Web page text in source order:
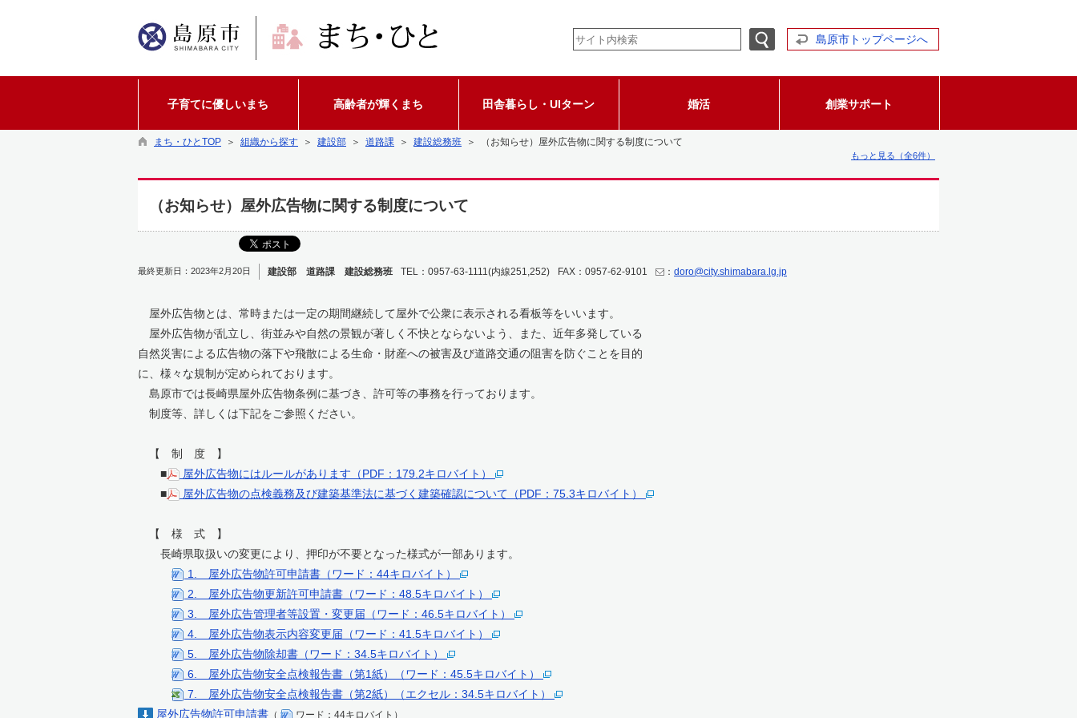
島原市トップページへ
子育てに優しいまち 高齢者が輝くまち 田舎暮らし・UIターン 婚活 創業サポート
まち・ひとTOP ＞ 組織から探す ＞ 建設部 ＞ 道路課 ＞ 建設総務班 ＞ （お知らせ）屋外広告物に関する制度について
もっと見る（全6件）
（お知らせ）屋外広告物に関する制度について
最終更新日：2023年2月20日 建設部 道路課 建設総務班 TEL：0957-63-1111(内線251,252) FAX：0957-62-9101 ： doro@city.shimabara.lg.jp
屋外広告物とは、常時または一定の期間継続して屋外で公衆に表示される看板等をいいます。
屋外広告物が乱立し、街並みや自然の景観が著しく不快とならないよう、また、近年多発している
自然災害による広告物の落下や飛散による生命・財産への被害及び道路交通の阻害を防ぐことを目的
に、様々な規制が定められております。
島原市では長崎県屋外広告物条例に基づき、許可等の事務を行っております。
制度等、詳しくは下記をご参照ください。
【 制 度 】
■
屋外広告物にはルールがあります（PDF：179.2キロバイト）
■
屋外広告物の点検義務及び建築基準法に基づく建築確認について（PDF：75.3キロバイト）
【 様 式 】
長崎県取扱いの変更により、押印が不要となった様式が一部あります。
1. 屋外広告物許可申請書（ワード：44キロバイト）
2. 屋外広告物更新許可申請書（ワード：48.5キロバイト）
3. 屋外広告管理者等設置・変更届（ワード：46.5キロバイト）
4. 屋外広告物表示内容変更届（ワード：41.5キロバイト）
5. 屋外広告物除却書（ワード：34.5キロバイト）
6. 屋外広告物安全点検報告書（第1紙）（ワード：45.5キロバイト）
7. 屋外広告物安全点検報告書（第2紙）（エクセル：34.5キロバイト）
屋外広告物許可申請書 （ ワード：44キロバイト）